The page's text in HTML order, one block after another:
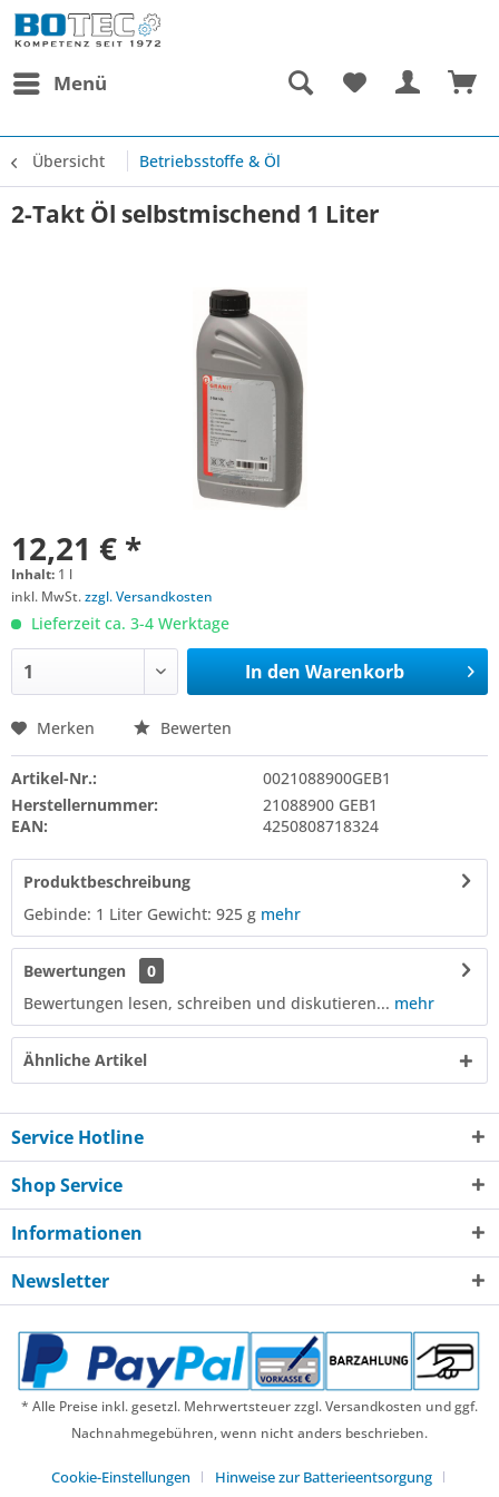
Menü
Übersicht Betriebsstoffe & Öl
2-Takt Öl selbstmischend 1 Liter
12,21 € *
Inhalt: 1 l
inkl. MwSt.zzgl. Versandkosten
Lieferzeit ca. 3-4 Werktage
In den Warenkorb
Merken Bewerten
Artikel-Nr.:
0021088900GEB1
Herstellernummer:
21088900 GEB1
EAN:
4250808718324
Produktbeschreibung
Gebinde: 1 Liter Gewicht: 925 g mehr
Bewertungen
0
Bewertungen lesen, schreiben und diskutieren... mehr
Ähnliche Artikel
Service Hotline
Shop Service
Informationen
Newsletter
* Alle Preise inkl. gesetzl. Mehrwertsteuer zzgl. Versandkosten und ggf.
Nachnahmegebühren, wenn nicht anders beschrieben.
Cookie-Einstellungen Hinweise zur Batterieentsorgung